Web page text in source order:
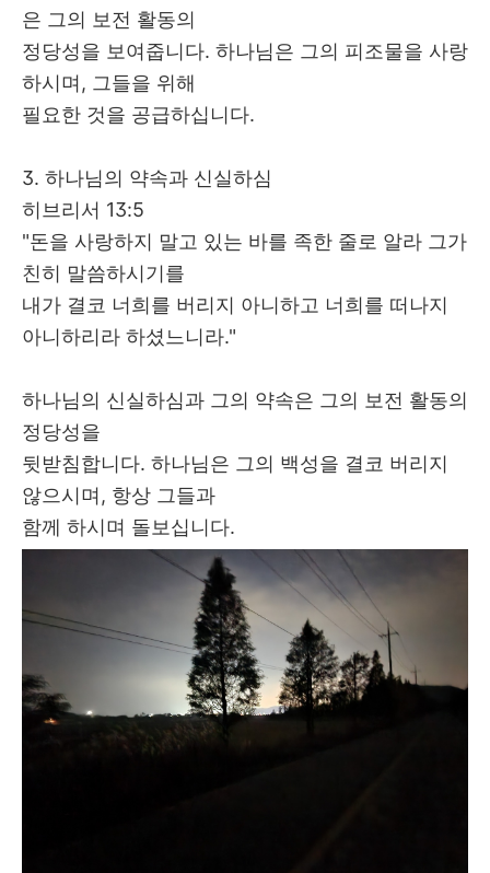
은 그의 보전 활동의
정당성을 보여줍니다. 하나님은 그의 피조물을 사랑
하시며 , 그들을 위해
필요한 것을 공급하십니다.
3. 하나님의 약속과 신실하심
히브리서 13:5
"돈을 사랑하지 말고 있는 바를 족한 줄로 알라 그가
친히 말씀하시기를
내가 결코 너희를 버리지 아니하고 너희를 떠나지
아니하리라 하셨느니라."
하나님의 신실하심과 그의 약속은 그의 보전 활동의
정당성을
뒷받침합니다. 하나님은 그의 백성을 결코 버리지
않으시며 , 항상 그들과
함께 하시며 돌보십니다.